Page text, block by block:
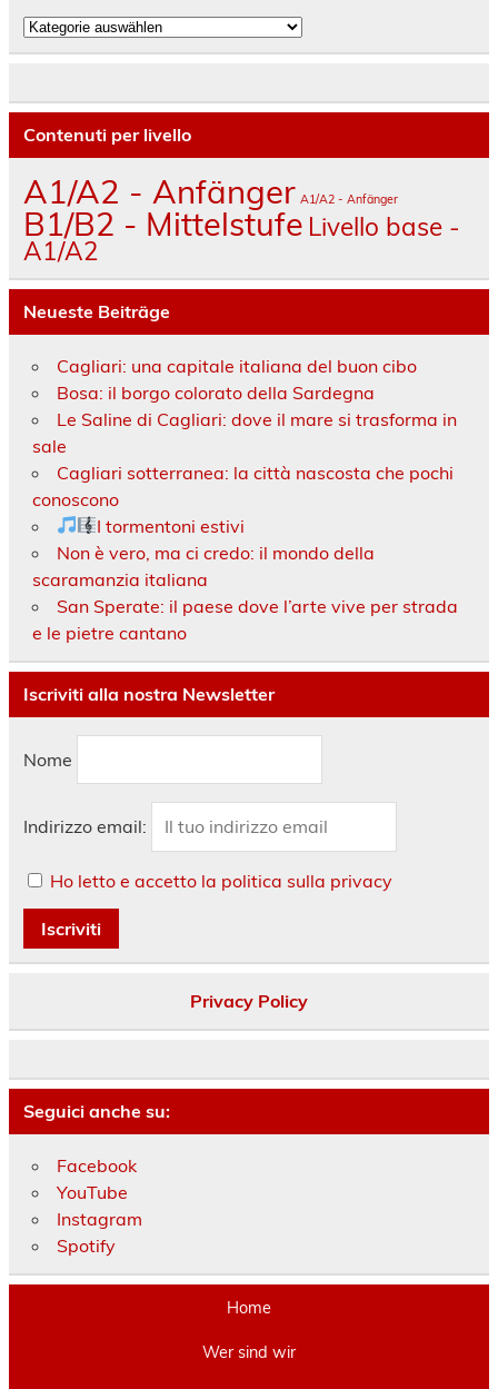
Kategorien
Contenuti per livello
A1/A2 - Anfänger A1/A2 - Anfänger
B1/B2 - Mittelstufe Livello base -
A1/A2
Neueste Beiträge
Cagliari: una capitale italiana del buon cibo
Bosa: il borgo colorato della Sardegna
Le Saline di Cagliari: dove il mare si trasforma in
sale
Cagliari sotterranea: la città nascosta che pochi
conoscono
I tormentoni estivi
Non è vero, ma ci credo: il mondo della
scaramanzia italiana
San Sperate: il paese dove l’arte vive per strada
e le pietre cantano
Iscriviti alla nostra Newsletter
Nome
Indirizzo email:
Ho letto e accetto la politica sulla privacy
Privacy Policy
Seguici anche su:
Facebook
YouTube
Instagram
Spotify
Home
Wer sind wir